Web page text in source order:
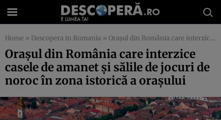
Home » Descopera in Romania » Oraşul din România care interzice casele de amanet şi sălile de jocuri de noroc în zona istorică a oraşului
Oraşul din România care interzice
casele de amanet şi sălile de jocuri de
noroc în zona istorică a oraşului